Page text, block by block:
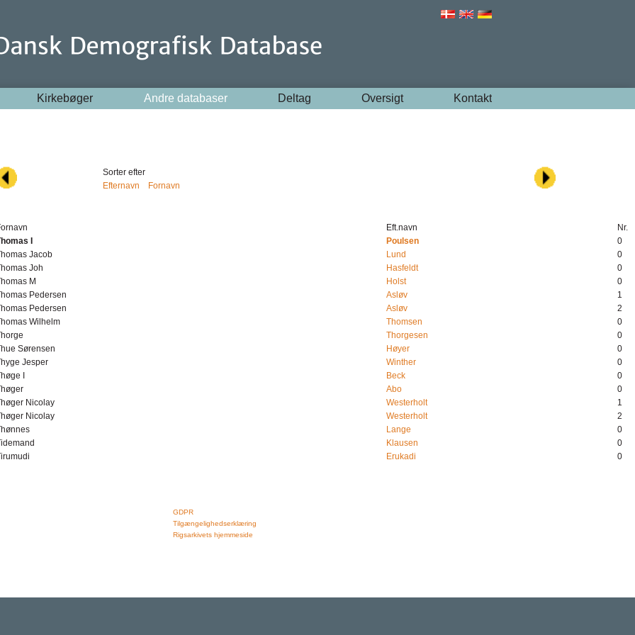
Kirkebøger Andre databaser Deltag Oversigt Kontakt
Sorter efter
Efternavn
Fornavn
Eft.navn
Nr.
I
Poulsen
0
Jacob
Lund
0
Joh
Hasfeldt
0
M
Holst
0
Pedersen
Asløv
1
Pedersen
Asløv
2
Wilhelm
Thomsen
0
Thorgesen
0
Sørensen
Høyer
0
Jesper
Winther
0
I
Beck
0
Abo
0
Nicolay
Westerholt
1
Nicolay
Westerholt
2
Lange
0
Klausen
0
Erukadi 0
GDPR
Tilgængelighedserklæring
Rigsarkivets hjemmeside